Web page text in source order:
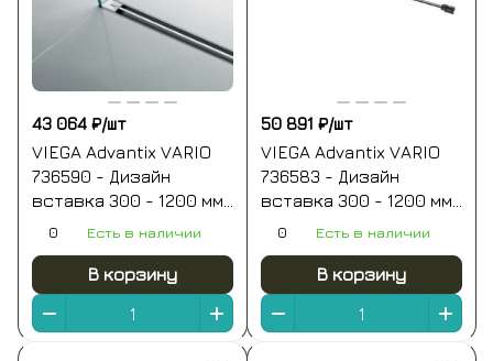
43 064 ₽/шт
VIEGA Advantix VARIO
736590 - Дизайн
вставка 300 - 1200 мм
(белый матовый)
0 Есть в наличии
В корзину
50 891 ₽/шт
VIEGA Advantix VARIO
736583 - Дизайн
вставка 300 - 1200 мм
(чёрный матовый)
0 Есть в наличии
В корзину